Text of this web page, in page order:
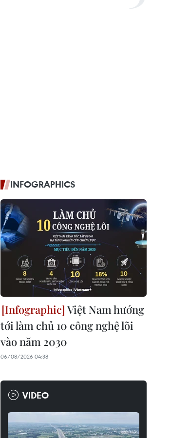
INFOGRAPHICS
Việt Nam hướng
tới làm chủ 10 công nghệ lõi
vào năm 2030
06/08/2026 04:38
VIDEO